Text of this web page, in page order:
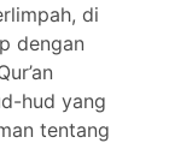
di
dengan
hud yang
tentang